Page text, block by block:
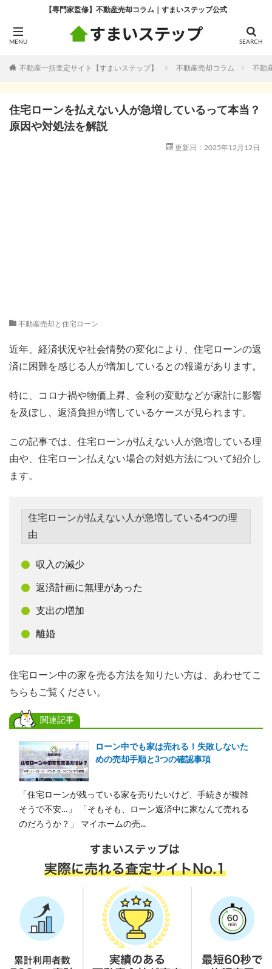
【専門家監修】不動産売却コラム｜すまいステップ公式
不動産一括査定サイト【すまいステップ】 不動産売却コラム 不動
住宅ローンを払えない人が急増しているって本当？
原因や対処法を解説
更新日：2025年12月12日
不動産売却と住宅ローン
近年、経済状況や社会情勢の変化により、​ 住宅ローンの返
済に困難を感じる人が増加しているとの報道があります。
特に、コロナ禍や物価上昇、金利の変動などが家計に影響
を及ぼし、返済負担が増しているケースが見られます。
この記事では、住宅ローンが払えない人が急増している理
由や、住宅ローン払えない場合の対処方法について紹介し
ます。
住宅ローンが払えない人が急増している4つの理
由
収入の減少
返済計画に無理があった
支出の増加
離婚
住宅ローン中の家を売る方法を知りたい方は、あわせてこ
ちらもご覧ください。
関連記事
ローン中でも家は売れる！失敗しないた
めの売却手順と3つの確認事項
「住宅ローンが残っている家を売りたいけど、手続きが複雑
そうで不安…」 「そもそも、ローン返済中に家なんて売れる
のだろうか？」 マイホームの売...